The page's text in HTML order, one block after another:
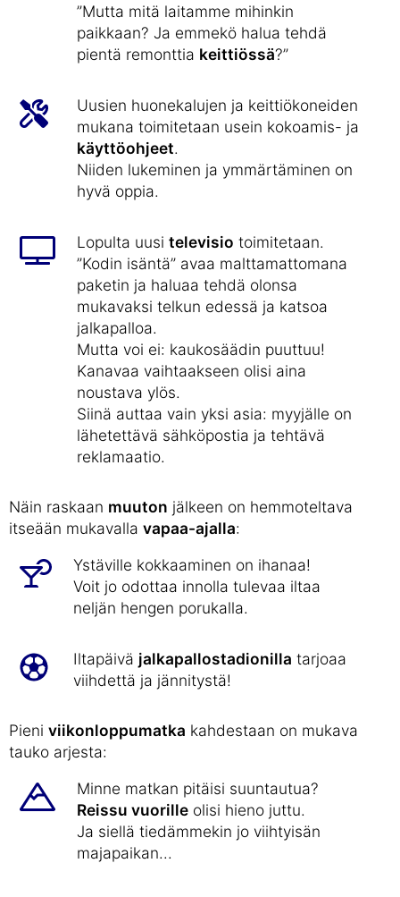
”Mutta mitä laitamme mihinkin
paikkaan? Ja emmekö halua tehdä
pientä remonttia keittiössä?”
Uusien huonekalujen ja keittiökoneiden
mukana toimitetaan usein kokoamis- ja
käyttöohjeet.
Niiden lukeminen ja ymmärtäminen on
hyvä oppia.
Lopulta uusi televisio toimitetaan.
”Kodin isäntä” avaa malttamattomana
paketin ja haluaa tehdä olonsa
mukavaksi telkun edessä ja katsoa
jalkapalloa.
Mutta voi ei: kaukosäädin puuttuu!
Kanavaa vaihtaakseen olisi aina
noustava ylös.
Siinä auttaa vain yksi asia: myyjälle on
lähetettävä sähköpostia ja tehtävä
reklamaatio.
Näin raskaan muuton jälkeen on hemmoteltava
itseään mukavalla vapaa-ajalla:
Ystäville kokkaaminen on ihanaa!
Voit jo odottaa innolla tulevaa iltaa
neljän hengen porukalla.
Iltapäivä jalkapallostadionilla tarjoaa
viihdettä ja jännitystä!
Pieni viikonloppumatka kahdestaan on mukava
tauko arjesta:
Minne matkan pitäisi suuntautua?
Reissu vuorille olisi hieno juttu.
Ja siellä tiedämmekin jo viihtyisän
majapaikan...